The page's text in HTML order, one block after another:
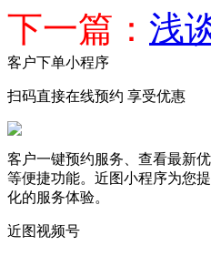
下一篇： 浅
客户下单小程序
扫码直接在线预约 享受优惠
客户一键预约服务、查看最新
等便捷功能。近图小程序为您
化的服务体验。
近图视频号